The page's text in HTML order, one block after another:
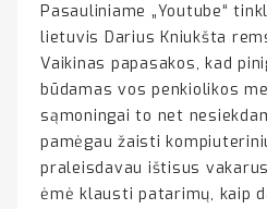
Pasauliniame „Youtube“
lietuvis Darius Kniukšta
Vaikinas papasakos, kad
būdamas vos penkiolikos
sąmoningai to net
pamėgau žaisti
praleisdavau ištisus
ėmė klausti patarimų, kaip